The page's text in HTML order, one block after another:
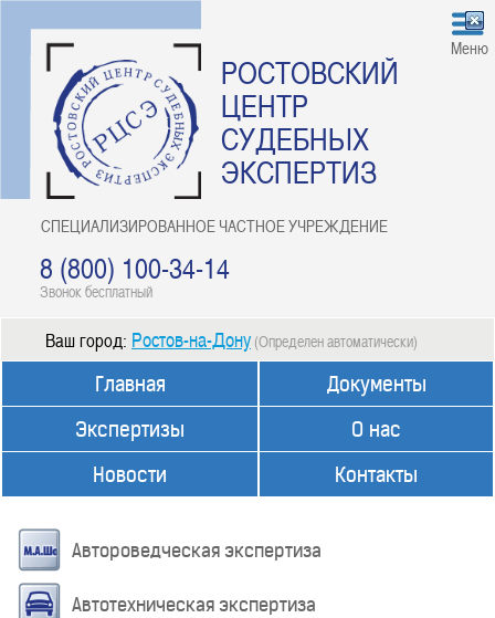
РОСТОВСКИЙ
ЦЕНТР
СУДЕБНЫХ
ЭКСПЕРТИЗ
СПЕЦИАЛИЗИРОВАННОЕ ЧАСТНОЕ УЧРЕЖДЕНИЕ
8 (800) 100-34-14
Звонок бесплатный
Меню
Ваш город: Ростов-на-Дону (Определен автоматически)
Главная
Экспертизы
Новости
Документы
О нас
Контакты
Автороведческая экспертиза
Автотехническая экспертиза